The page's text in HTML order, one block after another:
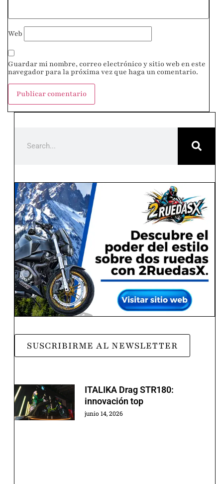
Web
Guardar mi nombre, correo electrónico y sitio web en este
navegador para la próxima vez que haga un comentario.
SUSCRIBIRME AL NEWSLETTER
ITALIKA Drag STR180:
innovación top
junio 14, 2026